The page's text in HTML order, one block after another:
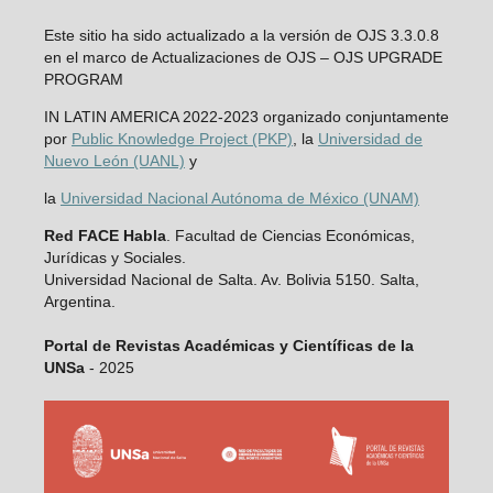
Este sitio ha sido actualizado a la versión de OJS 3.3.0.8
en el marco de Actualizaciones de OJS – OJS UPGRADE
PROGRAM
IN LATIN AMERICA 2022-2023 organizado conjuntamente
por Public Knowledge Project (PKP) , la Universidad de
Nuevo León (UANL) y
la Universidad Nacional Autónoma de México (UNAM)
Red FACE Habla. Facultad de Ciencias Económicas,
Jurídicas y Sociales.
Universidad Nacional de Salta. Av. Bolivia 5150. Salta,
Argentina.
Portal de Revistas Académicas y Científicas de la
UNSa- 2025